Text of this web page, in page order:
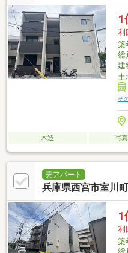
1
利
築
総
建
土
そ
木造 写
売アパート
兵庫県西宮市室川
1
利
築